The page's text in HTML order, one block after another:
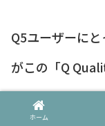
Q5ユーザーに
がこの「Q
Q5のスピード
ホーム